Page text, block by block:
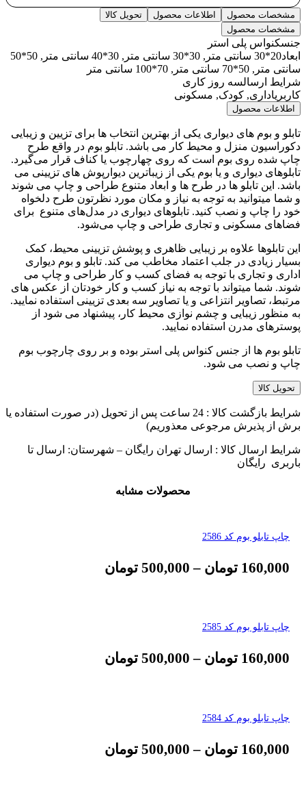
مشخصات محصول اطلاعات محصول
تحویل کالا
مشخصات محصول
جنسکنواس پلی استر
ابعاد
20*30 سانتی متر, 30*30 سانتی متر, 30*40 سانتی متر, 50*50
سانتی متر, 50*70 سانتی متر, 70*100 سانتی متر
شرایط ارسالسه روز کاری
کاربریاداری, کودک, مسکونی
اطلاعات محصول
تابلو و بوم های دیواری یکی از بهترین انتخاب ها برای تزیین و زیبایی
دکوراسیون منزل و محیط کار می باشد. تابلو بوم در واقع طرح
چاپ شده روی بوم است که روی چهارچوب یا کناف قرار می‌گیرد.
تابلوهای دیواری و یا بوم یکی از زیباترین دیوارپوش های تزیینی می
باشد. این تابلو ها در طرح ها و ابعاد متنوع طراحی و چاپ می شوند
و شما میتوانید به توجه به نیاز و مکان مورد نظرتون طرح دلخواه
خود را چاپ و نصب کنید. تابلوهای دیواری در مدل‌های متنوع برای
فضاهای مسکونی و تجاری طراحی و چاپ می‌شود.
این تابلوها علاوه بر زیبایی ظاهری و پوشش تزیینی محیط، کمک
بسیار زیادی در جلب اعتماد مخاطب می کند. تابلو و بوم دیواری
اداری و تجاری با توجه به فضای کسب و کار طراحی و چاپ می
شوند. شما میتواند با توجه به نیاز کسب و کار خودتان از عکس های
مرتبط، تصاویر انتزاعی و یا تصاویر سه بعدی تزیینی استفاده نمایید.
به منظور زیبایی و چشم نوازی محیط کار، پیشنهاد می شود از
پوسترهای مدرن استفاده نمایید.
تابلو بوم ها از جنس کنواس پلی استر بوده و بر روی چارچوب بوم
چاپ و نصب می شود.
تحویل کالا
شرایط بازگشت کالا : 24 ساعت پس از تحویل (در صورت استفاده یا
برش از پذیرش مرجوعی معذوریم)
شرایط ارسال کالا : ارسال تهران رایگان – شهرستان: ارسال تا
باربری رایگان
محصولات مشابه
چاپ تابلو بوم کد 2586
160,000 تومان –
500,000 تومان
چاپ تابلو بوم کد 2585
160,000 تومان –
500,000 تومان
چاپ تابلو بوم کد 2584
160,000 تومان –
500,000 تومان